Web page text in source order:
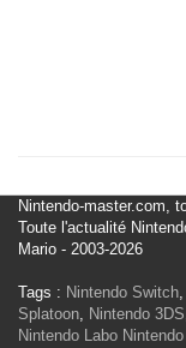
Nintendo-master.com,
Toute l'actualité
Mario - 2003-2026
Tags : Nintendo Switch,
Splatoon, Nintendo 3DS
Nintendo Labo